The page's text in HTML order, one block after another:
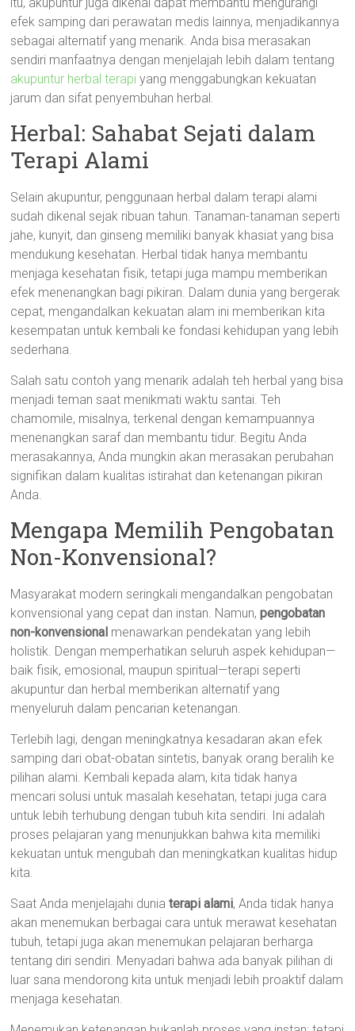
efek samping dari perawatan medis lainnya, menjadikannya
sebagai alternatif yang menarik. Anda bisa merasakan
sendiri manfaatnya dengan menjelajah lebih dalam tentang
akupuntur herbal terapi yang menggabungkan kekuatan
jarum dan sifat penyembuhan herbal.
Herbal: Sahabat Sejati dalam
Terapi Alami
Selain akupuntur, penggunaan herbal dalam terapi alami
sudah dikenal sejak ribuan tahun. Tanaman-tanaman seperti
jahe, kunyit, dan ginseng memiliki banyak khasiat yang bisa
mendukung kesehatan. Herbal tidak hanya membantu
menjaga kesehatan fisik, tetapi juga mampu memberikan
efek menenangkan bagi pikiran. Dalam dunia yang bergerak
cepat, mengandalkan kekuatan alam ini memberikan kita
kesempatan untuk kembali ke fondasi kehidupan yang lebih
sederhana.
Salah satu contoh yang menarik adalah teh herbal yang bisa
menjadi teman saat menikmati waktu santai. Teh
chamomile, misalnya, terkenal dengan kemampuannya
menenangkan saraf dan membantu tidur. Begitu Anda
merasakannya, Anda mungkin akan merasakan perubahan
signifikan dalam kualitas istirahat dan ketenangan pikiran
Anda.
Mengapa Memilih Pengobatan
Non-Konvensional?
Masyarakat modern seringkali mengandalkan pengobatan
konvensional yang cepat dan instan. Namun,pengobatan
non-konvensional menawarkan pendekatan yang lebih
holistik. Dengan memperhatikan seluruh aspek kehidupan—
baik fisik, emosional, maupun spiritual—terapi seperti
akupuntur dan herbal memberikan alternatif yang
menyeluruh dalam pencarian ketenangan.
Terlebih lagi, dengan meningkatnya kesadaran akan efek
samping dari obat-obatan sintetis, banyak orang beralih ke
pilihan alami. Kembali kepada alam, kita tidak hanya
mencari solusi untuk masalah kesehatan, tetapi juga cara
untuk lebih terhubung dengan tubuh kita sendiri. Ini adalah
proses pelajaran yang menunjukkan bahwa kita memiliki
kekuatan untuk mengubah dan meningkatkan kualitas hidup
kita.
Saat Anda menjelajahi duniaterapi alami, Anda tidak hanya
akan menemukan berbagai cara untuk merawat kesehatan
tubuh, tetapi juga akan menemukan pelajaran berharga
tentang diri sendiri. Menyadari bahwa ada banyak pilihan di
luar sana mendorong kita untuk menjadi lebih proaktif dalam
menjaga kesehatan.